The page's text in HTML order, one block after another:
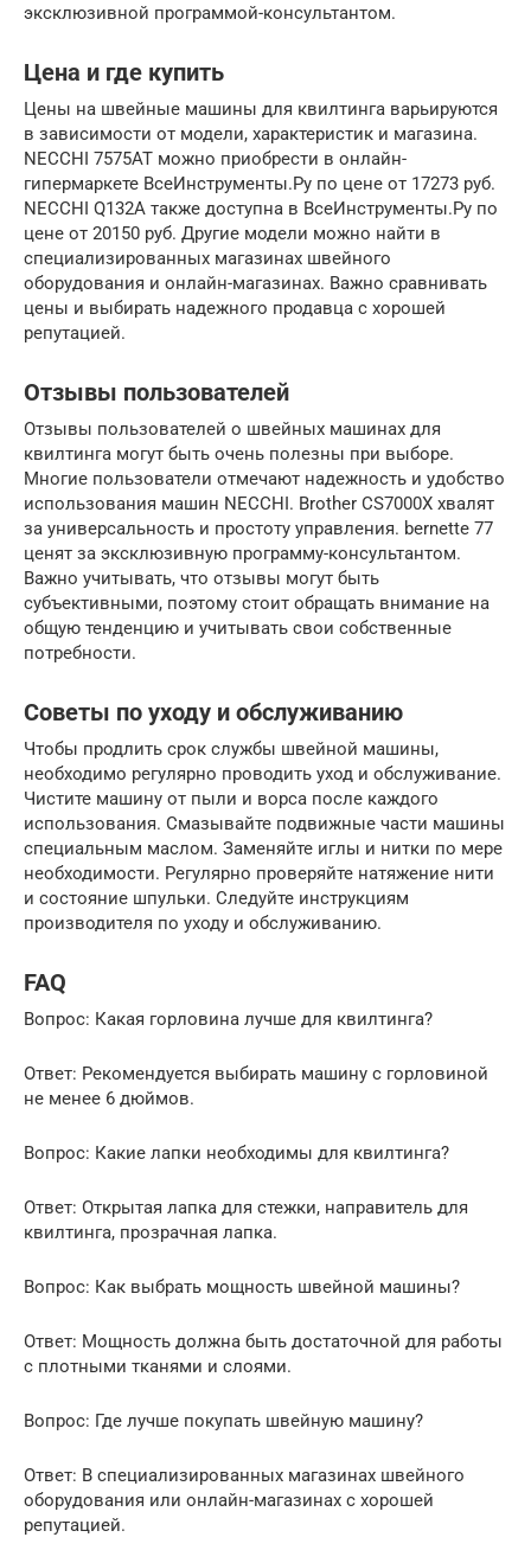
эксклюзивной программой-консультантом.
Цена и где купить
Цены на швейные машины для квилтинга варьируются
в зависимости от модели, характеристик и магазина.
NECCHI 7575AT можно приобрести в онлайн-
гипермаркете ВсеИнструменты.Ру по цене от 17273 руб.
NECCHI Q132A также доступна в ВсеИнструменты.Ру по
цене от 20150 руб. Другие модели можно найти в
специализированных магазинах швейного
оборудования и онлайн-магазинах. Важно сравнивать
цены и выбирать надежного продавца с хорошей
репутацией.
Отзывы пользователей
Отзывы пользователей о швейных машинах для
квилтинга могут быть очень полезны при выборе.
Многие пользователи отмечают надежность и удобство
использования машин NECCHI. Brother CS7000X хвалят
за универсальность и простоту управления. bernette 77
ценят за эксклюзивную программу-консультантом.
Важно учитывать, что отзывы могут быть
субъективными, поэтому стоит обращать внимание на
общую тенденцию и учитывать свои собственные
потребности.
Советы по уходу и обслуживанию
Чтобы продлить срок службы швейной машины,
необходимо регулярно проводить уход и обслуживание.
Чистите машину от пыли и ворса после каждого
использования. Смазывайте подвижные части машины
специальным маслом. Заменяйте иглы и нитки по мере
необходимости. Регулярно проверяйте натяжение нити
и состояние шпульки. Следуйте инструкциям
производителя по уходу и обслуживанию.
FAQ
Вопрос: Какая горловина лучше для квилтинга?
Ответ: Рекомендуется выбирать машину с горловиной
не менее 6 дюймов.
Вопрос: Какие лапки необходимы для квилтинга?
Ответ: Открытая лапка для стежки, направитель для
квилтинга, прозрачная лапка.
Вопрос: Как выбрать мощность швейной машины?
Ответ: Мощность должна быть достаточной для работы
с плотными тканями и слоями.
Вопрос: Где лучше покупать швейную машину?
Ответ: В специализированных магазинах швейного
оборудования или онлайн-магазинах с хорошей
репутацией.